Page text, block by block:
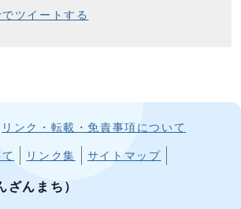
ツイートする
リンク・転載・免責事項について
リンク集 サイトマップ
ざんまち）